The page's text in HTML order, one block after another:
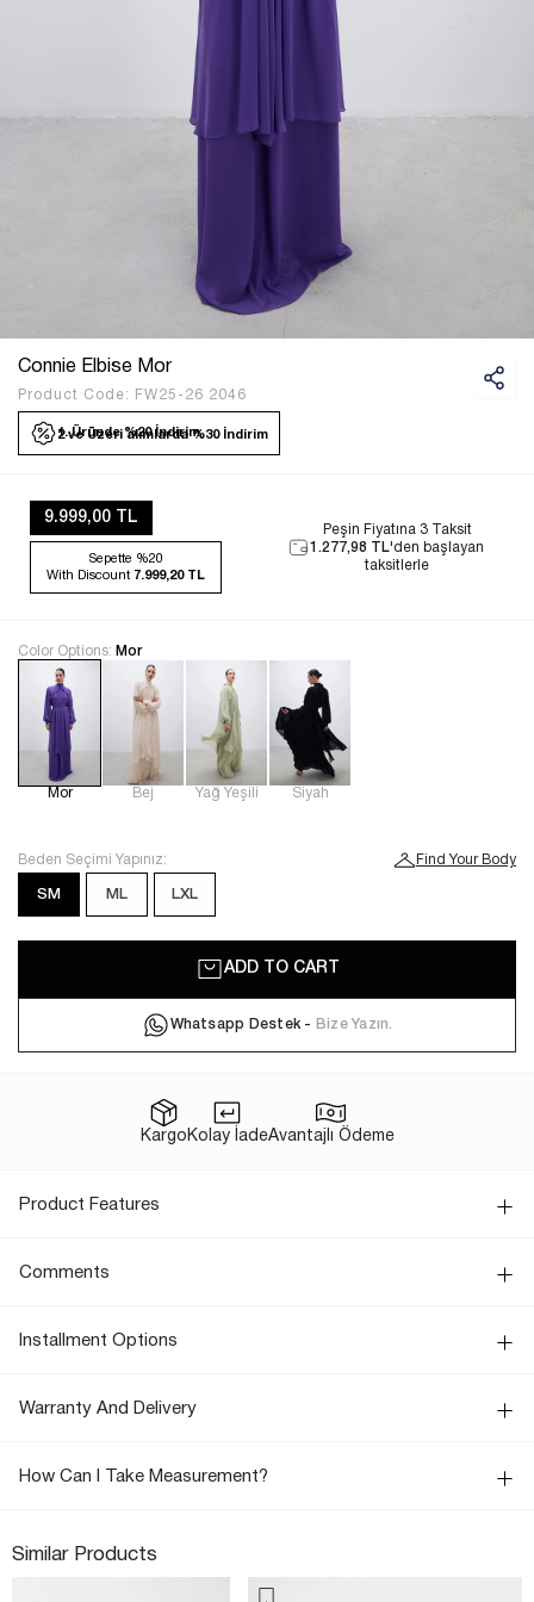
Connie Elbise Mor
Product Code: FW25-26 2046
1. Üründe %20 İndirim
2 ve Üzeri alımlarda %30 İndirim
9.999,00 TL
Sepette %20
With Discount 7.999,20 TL
Peşin Fiyatına 3 Taksit
1.277,98 TL'den başlayan
taksitlerle
Color Options: Mor
Mor Bej Yağ Yeşili Siyah
Beden Seçimi Yapınız: Find Your Body
SM ML LXL
ADD TO CART
Whatsapp Destek - Bize Yazın.
Kargo Kolay İadeAvantajlı Ödeme
Product Features
Comments
Installment Options
Warranty And Delivery
How Can I Take Measurement?
Similar Products